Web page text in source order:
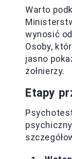
Warto
wynosić
Osoby,
jasno
żołnierzy.
Etapy